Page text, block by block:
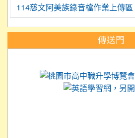
114慈文阿美族錄音檔作業上傳區
傳送門